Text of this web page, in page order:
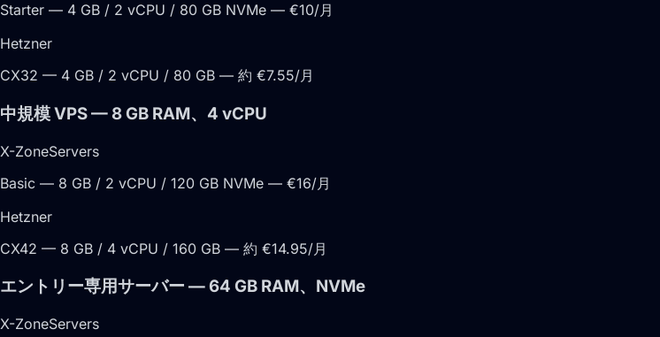
Starter — 4 GB / 2 vCPU / 80 GB NVMe — €10/月
Hetzner
CX32 — 4 GB / 2 vCPU / 80 GB — 約 €7.55/月
中規模 VPS — 8 GB RAM、4 vCPU
X-ZoneServers
Basic — 8 GB / 2 vCPU / 120 GB NVMe — €16/月
Hetzner
CX42 — 8 GB / 4 vCPU / 160 GB — 約 €14.95/月
エントリー専用サーバー — 64 GB RAM、NVMe
X-ZoneServers